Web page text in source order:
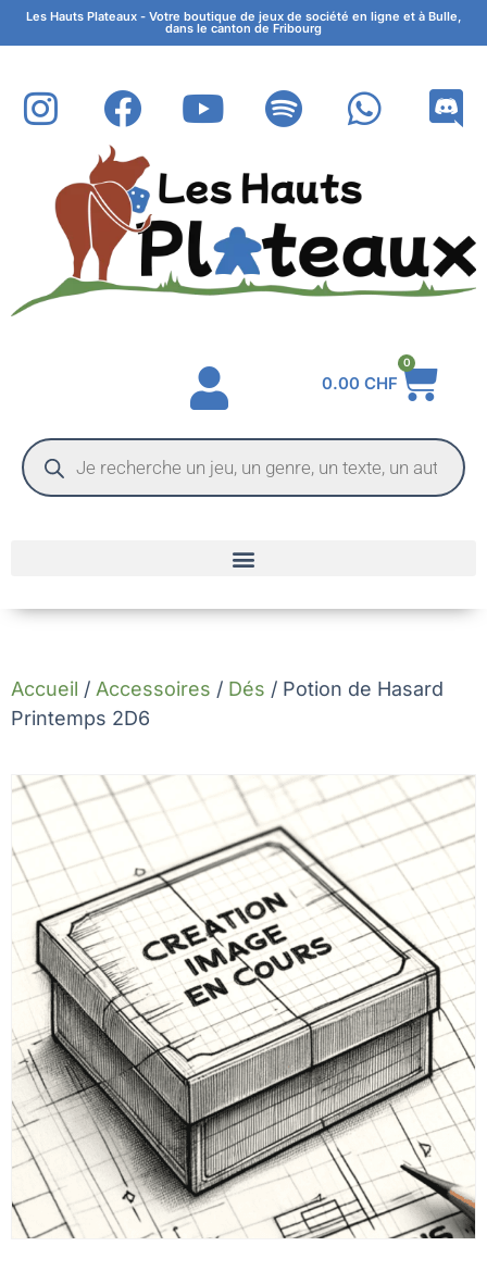
Les Hauts Plateaux - Votre boutique de jeux de société en ligne et à Bulle,
dans le canton de Fribourg
0.00 CHF
0
Accueil / Accessoires / Dés / Potion de Hasard
Printemps 2D6